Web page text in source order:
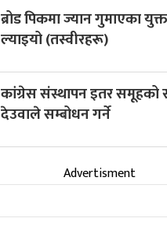
ब्रोड पिकमा ज्यान गुमाएका
ल्याइयो (तस्वीरहरू)
कांग्रेस संस्थापन इतर समूहको
देउवाले सम्बोधन गर्ने
Advertisment